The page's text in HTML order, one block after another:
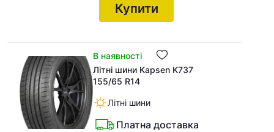
Купити
В наявності
Літні шини Kapsen K737
155/65 R14
Літні шини
Платна доставка